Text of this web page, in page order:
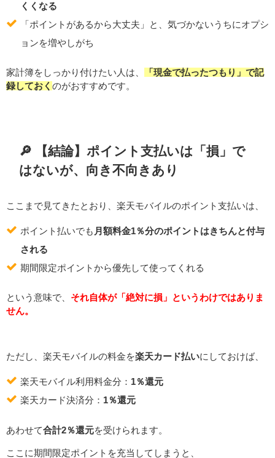
くくなる
「ポイントがあるから大丈夫」と、気づかないうちにオプシ
ョンを増やしがち
家計簿をしっかり付けたい人は、
「現金で払ったつもり」で記
録しておく のがおすすめです。
🔎 【結論】ポイント支払いは「損」で
はないが、向き不向きあり
ここまで見てきたとおり、楽天モバイルのポイント支払いは、
ポイント払いでも 月額料金1％分のポイントはきちんと付与
される
期間限定ポイントから優先して使ってくれる
という意味で、 それ自体が「絶対に損」というわけではありま
せん。
ただし、楽天モバイルの料金を楽天カード払いにしておけば、
楽天モバイル利用料金分： 1％還元
楽天カード決済分： 1％還元
あわせて合計2％還元を受けられます。
ここに期間限定ポイントを充当してしまうと、